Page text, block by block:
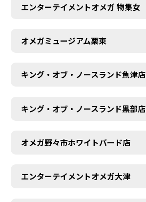
エンターテイメントオメガ 物集女
オメガミュージアム栗東
キング・オブ・ノースランド魚津店
キング・オブ・ノースランド黒部店
オメガ野々市ホワイトバード店
エンターテイメントオメガ大津